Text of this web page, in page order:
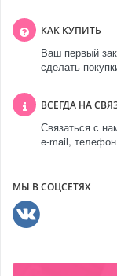
КАК КУПИТЬ
Ваш первый
сделать
ВСЕГДА НА
Связаться с
e-mail,
МЫ В СОЦСЕТЯХ